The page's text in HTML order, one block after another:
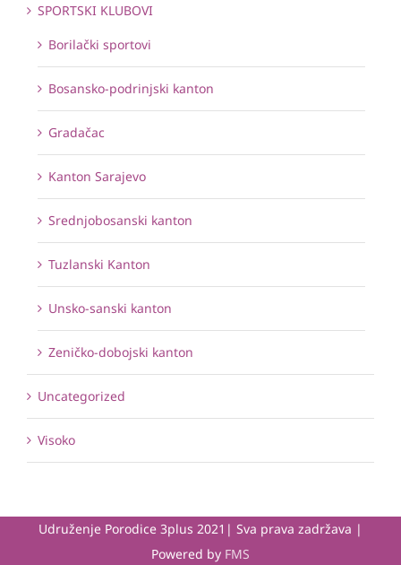
SPORTSKI KLUBOVI
Borilački sportovi
Bosansko-podrinjski kanton
Gradačac
Kanton Sarajevo
Srednjobosanski kanton
Tuzlanski Kanton
Unsko-sanski kanton
Zeničko-dobojski kanton
Uncategorized
Visoko
Udruženje Porodice 3plus 2021| Sva prava zadržava |
Powered by FMS